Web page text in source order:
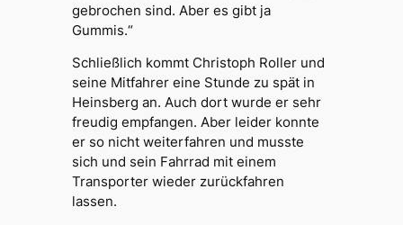
gebrochen sind. Aber es gibt ja
Gummis.“
Schließlich kommt Christoph Roller und
seine Mitfahrer eine Stunde zu spät in
Heinsberg an. Auch dort wurde er sehr
freudig empfangen. Aber leider konnte
er so nicht weiterfahren und musste
sich und sein Fahrrad mit einem
Transporter wieder zurückfahren
lassen.